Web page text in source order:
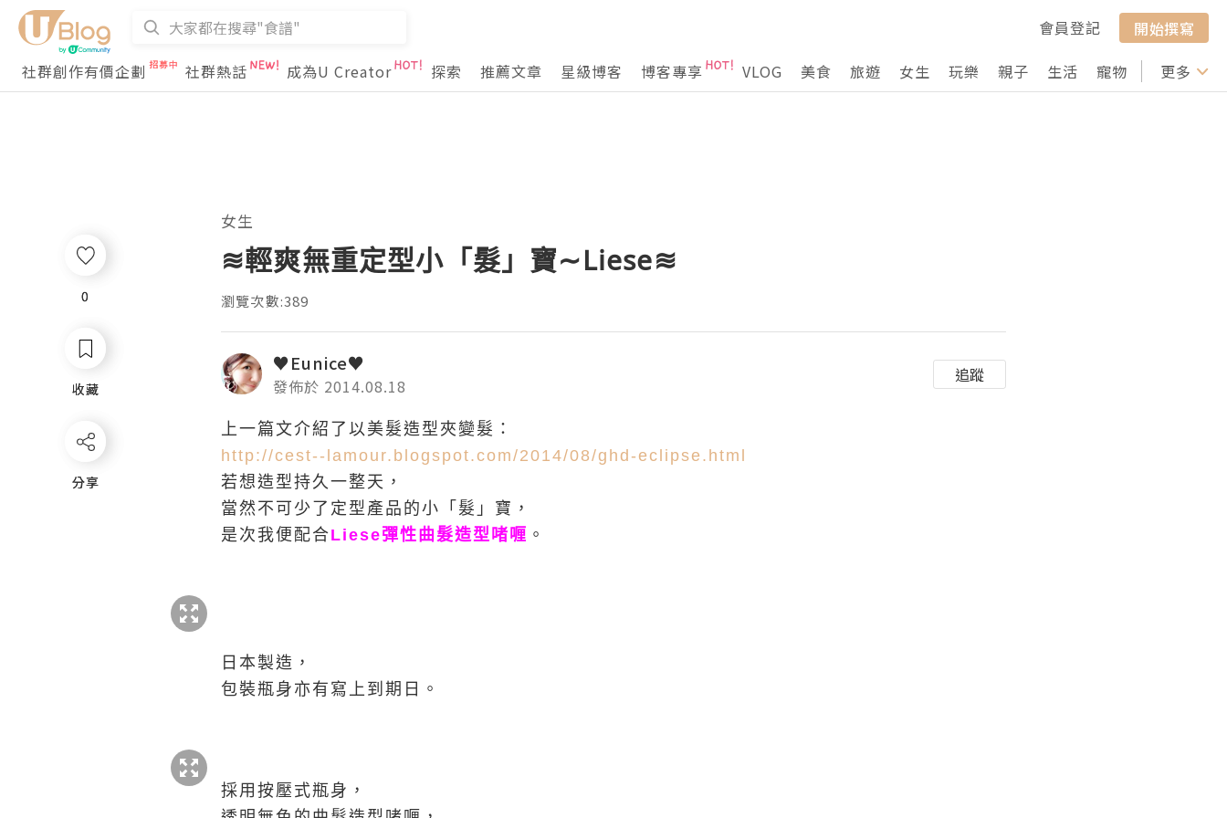
會員登記
開始撰寫
社群創作有價企劃
社群熱話 成為U Creator 探索 推薦文章 星級博客 博客專享 VLOG 美食 旅遊 女生 玩樂 親子 生活 寵物 行山 打卡
更多
0
收藏
分享
女生
≋輕爽無重定型小「髮」寶∼Liese≋
瀏覽次數:389
♥Eunice♥
發佈於 2014.08.18
追蹤
上一篇文介紹了以美髮造型夾變髮：
http://cest--lamour.blogspot.com/2014/08/ghd-eclipse.html
若想造型持久一整天，
當然不可少了定型產品的小「髮」寶，
是次我便配合Liese彈性曲髮造型啫喱 。
日本製造，
包裝瓶身亦有寫上到期日。
採用按壓式瓶身，
0
收藏
分享